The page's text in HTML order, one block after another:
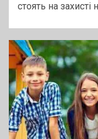
стоять на захисті